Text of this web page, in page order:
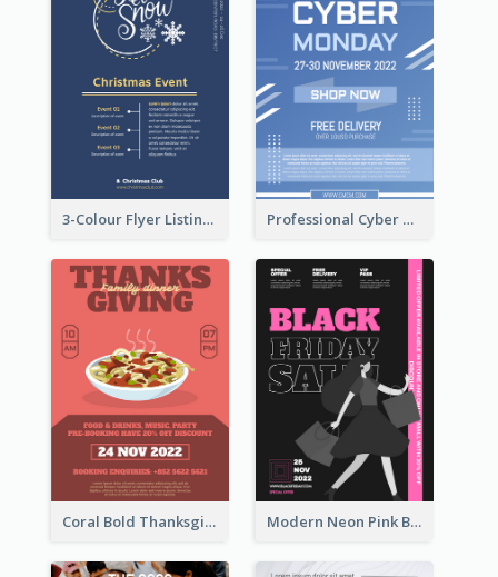
3-Colour Flyer Listing Christmas Activities Professional Cyber Monday Free Delivery Promotion Flyer Design
Coral Bold Thanksgiving Dinner Promotion Flyer Modern Neon Pink Black Friday Shopping Sale Day Flyer